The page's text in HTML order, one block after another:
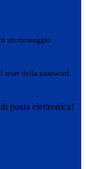
un messaggio
reset della password
posta elettronica!